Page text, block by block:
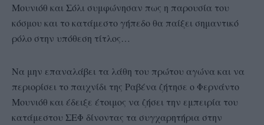
Μουνιόθ και Σόλι συμφώνησαν πως η παρουσία του
κόσμου και το κατάμεστο γήπεδο θα παίξει σημαντικό
ρόλο στην υπόθεση τίτλος…
Να μην επαναλάβει τα λάθη του πρώτου αγώνα και να
περιορίσει το παιχνίδι της Ραβένα ζήτησε ο Φερνάντο
Μουνιόθ και έδειξε έτοιμος να ζήσει την εμπειρία του
κατάμεστου ΣΕΦ δίνοντας τα συγχαρητήρια στην